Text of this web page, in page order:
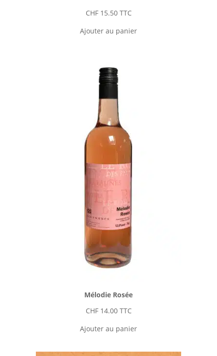
CHF15.50 TTC
Ajouter au panier
Mélodie Rosée
CHF14.00 TTC
Ajouter au panier